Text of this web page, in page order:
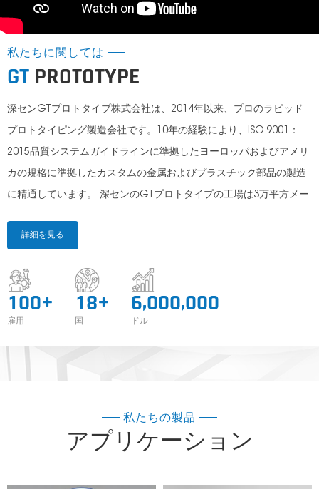
私たちに関しては
GT PROTOTYPE
深センGTプロトタイプ株式会社は、2014年以来、プロのラピッド
プロトタイピング製造会社です。10年の経験により、ISO 9001：
2015品質システムガイドラインに準拠したヨーロッパおよびアメリ
カの規格に準拠したカスタムの金属およびプラスチック部品の製造
に精通しています。 深センのGTプロトタイプの工場は3万平方メー
4軸5軸加工装置と3次元試験装置を含む多数のCNC機械加工装置と
の上級従業員はCNC機械加工業界で15年以上の経験があります。こ
れらすべてにより、GTプロトタイプはclient@@@sの要件を満たす
プロトタイプ部品を作成できます。GT Prototypeは、CNC機械加
工、真空鋳造、圧力ダイキャスティング、3D印刷、ラピッドモール
量製造サービスを提供します。通信コストを削減するために、お客
様のための開発とサイクル、ハンドプレート製造の後処理も完全に
実施されています：オイルインジェクション、酸化、ラピッドカー
詳細を見る
100+
雇用
18+
国
6,000,000
ドル
私たちの製品
アプリケーション